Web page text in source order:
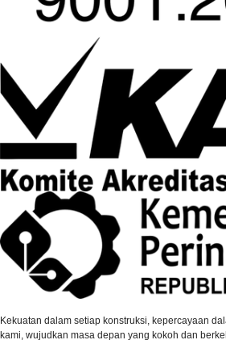
Kekuatan dalam setiap konstruksi, kepercayaan
kami, wujudkan masa depan yang kokoh dan